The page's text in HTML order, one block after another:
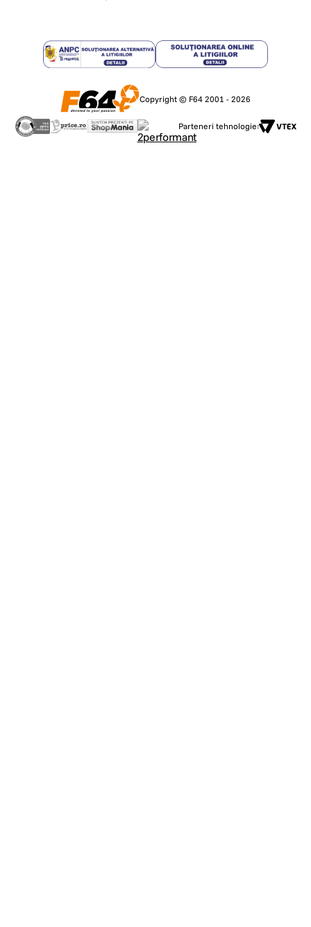
Copyright © F64 2001 - 2026
Parteneri tehnologie: